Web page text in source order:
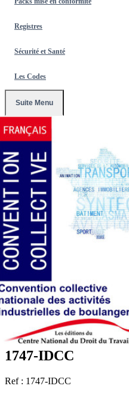
Registres
Sécurité et Santé
Les Codes
Suite Menu
Conventions Collectives
1747-IDCC
Ref : 1747-IDCC